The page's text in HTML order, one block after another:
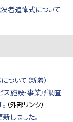
者追悼式について
いて（新着）
施設・事業所調査
（外部リンク）
しました。